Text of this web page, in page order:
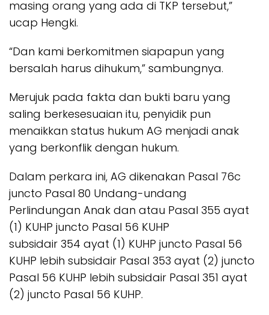
masing orang yang ada di TKP tersebut,”
ucap Hengki.
“Dan kami berkomitmen siapapun yang
bersalah harus dihukum,” sambungnya.
Merujuk pada fakta dan bukti baru yang
saling berkesesuaian itu, penyidik pun
menaikkan status hukum AG menjadi anak
yang berkonflik dengan hukum.
Dalam perkara ini, AG dikenakan Pasal 76c
juncto Pasal 80 Undang-undang
Perlindungan Anak dan atau Pasal 355 ayat
(1) KUHP juncto Pasal 56 KUHP
subsidair 354 ayat (1) KUHP juncto Pasal 56
KUHP lebih subsidair Pasal 353 ayat (2) juncto
Pasal 56 KUHP lebih subsidair Pasal 351 ayat
(2) juncto Pasal 56 KUHP.